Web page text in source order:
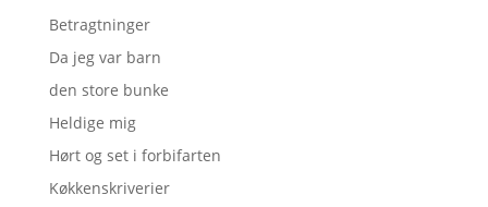
Betragtninger
Da jeg var barn
den store bunke
Heldige mig
Hørt og set i forbifarten
Køkkenskriverier